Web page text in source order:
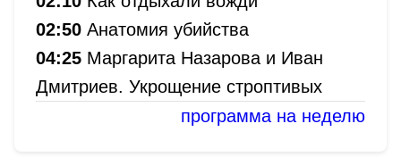
02:50 Анатомия убийства
04:25 Маргарита Назарова и Иван
Дмитриев. Укрощение строптивых
программа на неделю